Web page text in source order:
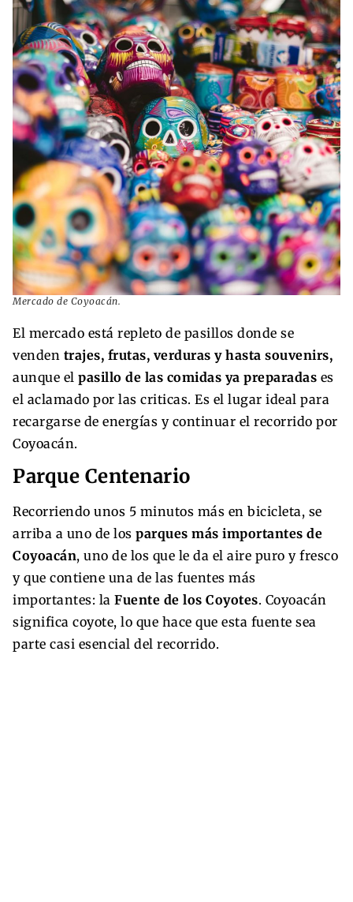
Mercado de Coyoacán.
El mercado está repleto de pasillos donde se
venden trajes, frutas, verduras y hasta souvenirs,
aunque el pasillo de las comidas ya preparadas es
el aclamado por las criticas. Es el lugar ideal para
recargarse de energías y continuar el recorrido por
Coyoacán.
Parque Centenario
Recorriendo unos 5 minutos más en bicicleta, se
arriba a uno de los parques más importantes de
Coyoacán, uno de los que le da el aire puro y fresco
y que contiene una de las fuentes más
importantes: la Fuente de los Coyotes. Coyoacán
significa coyote, lo que hace que esta fuente sea
parte casi esencial del recorrido.